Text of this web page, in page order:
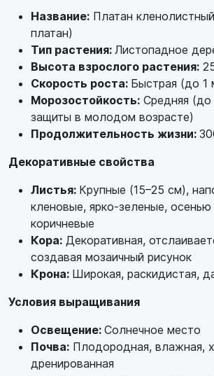
Название: Платан
платан)
Тип растения: Листопадное
Высота взрослого растения:
Скорость роста: Быстрая (до 1
Морозостойкость: Средняя (до
защиты в молодом возрасте)
Продолжительность жизни:
Декоративные свойства
Листья: Крупные (15–25 см),
кленовые, ярко-зеленые,
коричневые
Кора: Декоративная,
создавая мозаичный рисунок
Крона: Широкая, раскидистая,
Условия выращивания
Освещение: Солнечное место
Почва: Плодородная, влажная,
дренированная